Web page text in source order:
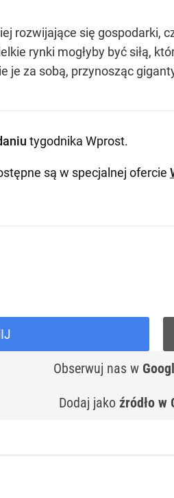
rozwijające się gospodarki,
rynki mogłyby być siłą,
je za sobą, przynosząc
tygodnika Wprost.
są w specjalnej ofercie
Obserwuj nas w
Dodaj jako źródło w